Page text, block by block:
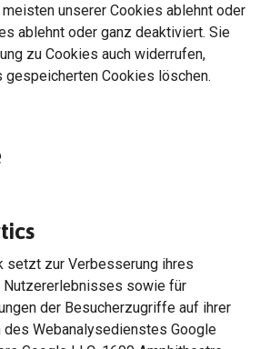
unserer Cookies ablehnt oder
ablehnt oder ganz deaktiviert. Sie
zu Cookies auch widerrufen,
Cookies löschen.
setzt zur Verbesserung ihres
sowie für
der Besucherzugriffe auf ihrer
Webanalysedienstes Google